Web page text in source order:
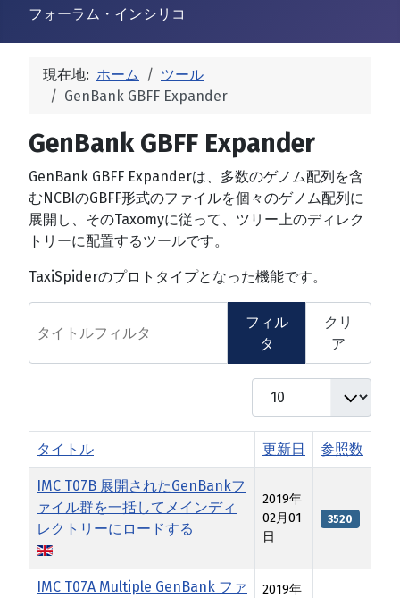
フォーラム・インシリコ
現在地: ホーム
ツール
GenBank GBFF Expander
GenBank GBFF Expander
GenBank GBFF Expanderは、多数のゲノム配列を含
むNCBIのGBFF形式のファイルを個々のゲノム配列に
展開し、そのTaxomyに従って、ツリー上のディレク
トリーに配置するツールです。
TaxiSpiderのプロトタイプとなった機能です。
フィル
タ
クリ
ア
表示数
タイトル 更新日 参照数
IMC T07B 展開されたGenBankフ
ァイル群を一括してメインディ
レクトリーにロードする
2019年
02月01
日
3520
IMC T07A Multiple GenBank ファ
2019年